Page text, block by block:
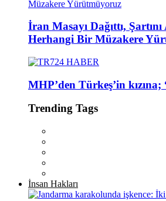
İran Masayı Dağıttı,
Herhangi Bir Müzakere
MHP’den Türkeş’in
Trending Tags
İnsan Hakları